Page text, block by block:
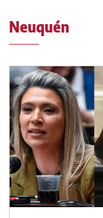
Neuquén